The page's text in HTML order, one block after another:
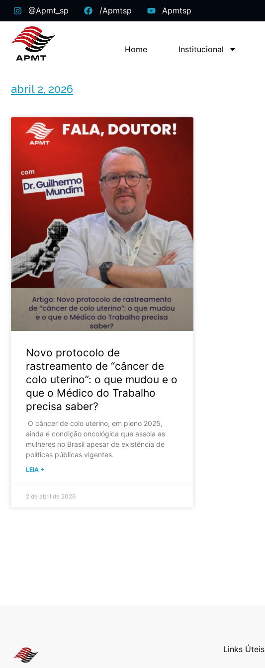
@apmt_sp /apmtsp Apmtsp
Home Institucional
abril 2, 2026
Novo protocolo de
rastreamento de “câncer de
colo uterino”: o que mudou e o
que o Médico do Trabalho
precisa saber?
O câncer de colo uterino, em pleno 2025,
ainda é condição oncológica que assola as
mulheres no Brasil apesar de existência de
políticas públicas vigentes.
LEIA +
2 de abril de 2026
Links Úteis